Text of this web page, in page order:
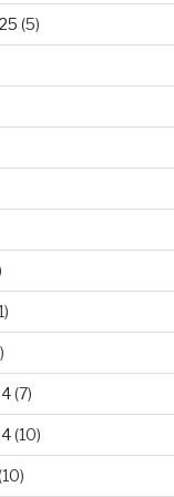
(5)
(7)
(10)